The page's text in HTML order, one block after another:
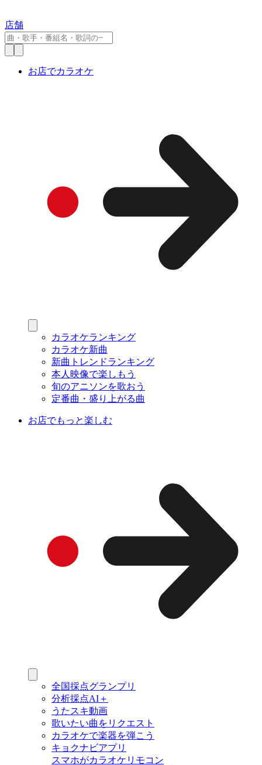
店舗
お店でカラオケ
カラオケランキング
カラオケ新曲
新曲トレンドランキング
本人映像で楽しもう
旬のアニソンを歌おう
定番曲・盛り上がる曲
お店でもっと楽しむ
全国採点グランプリ
分析採点AI＋
うたスキ動画
歌いたい曲をリクエスト
カラオケで楽器を弾こう
キョクナビアプリ
スマホがカラオケリモコン